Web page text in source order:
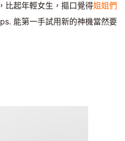
，比起年輕女生，摳口覺得姐姐們
ps. 能第一手試用新的神機當然要